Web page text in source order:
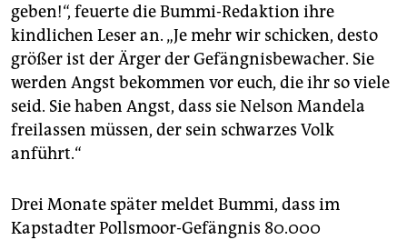
geben!“, feuerte die Bummi-Redaktion ihre
kindlichen Leser an. „Je mehr wir schicken, desto
größer ist der Ärger der Gefängnisbewacher. Sie
werden Angst bekommen vor euch, die ihr so viele
seid. Sie haben Angst, dass sie Nelson Mandela
freilassen müssen, der sein schwarzes Volk
anführt.“
Drei Monate später meldet Bummi, dass im
Kapstadter Pollsmoor-Gefängnis 80.000